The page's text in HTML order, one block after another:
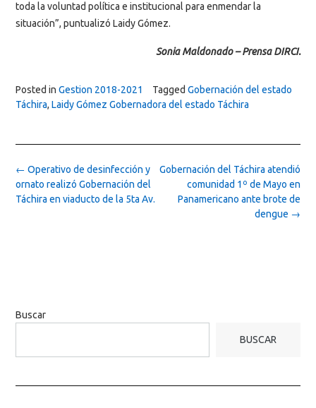
toda la voluntad política e institucional para enmendar la
situación”, puntualizó Laidy Gómez.
Sonia Maldonado – Prensa DIRCI.
Posted in Gestion 2018-2021 Tagged Gobernación del estado
Táchira, Laidy Gómez Gobernadora del estado Táchira
Post
navigation
Gobernación del Táchira atendió
comunidad 1º de Mayo en
Panamericano ante brote de
dengue →
← Operativo de desinfección y
ornato realizó Gobernación del
Táchira en viaducto de la 5ta Av.
Buscar
BUSCAR